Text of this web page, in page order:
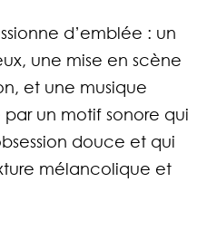
d’emblée : un
une mise en scène
et une musique
un motif sonore qui
douce et qui
mélancolique et